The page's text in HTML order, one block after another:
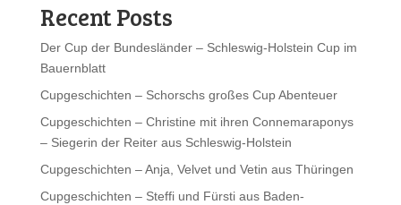
Recent Posts
Der Cup der Bundesländer – Schleswig-Holstein Cup im
Bauernblatt
Cupgeschichten – Schorschs großes Cup Abenteuer
Cupgeschichten – Christine mit ihren Connemaraponys
– Siegerin der Reiter aus Schleswig-Holstein
Cupgeschichten – Anja, Velvet und Vetin aus Thüringen
Cupgeschichten – Steffi und Fürsti aus Baden-